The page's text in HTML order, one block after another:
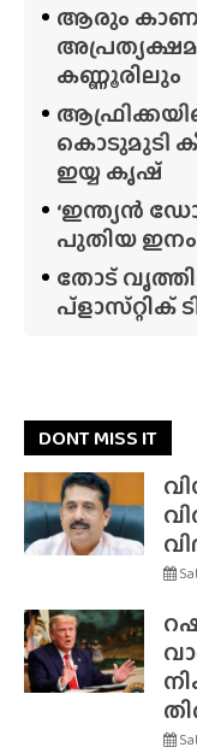
ആരും
കണ്ണൂരിലും
കൊടുമുടി
ഇയ്യ കൃഷ്
‘ഇന്ത്യൻ
പുതിയ
തോട്
പ്‌ളാസ്‌റ്റിക്
DONT MISS IT